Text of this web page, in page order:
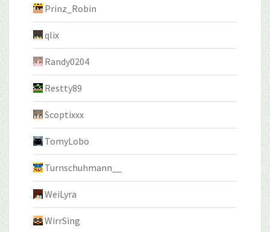
Prinz_Robin
qlix
Randy0204
Restty89
Scoptixxx
TomyLobo
Turnschuhmann__
WeiLyra
WirrSing